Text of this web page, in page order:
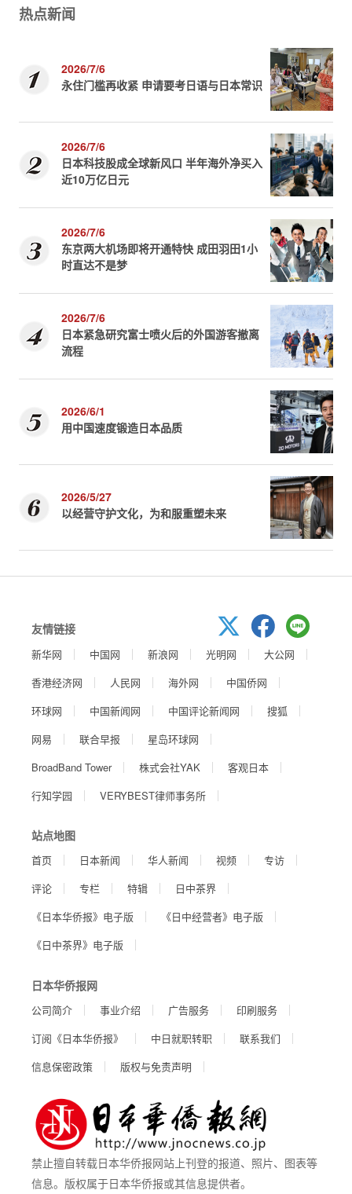
热点新闻
2026/7/6
永住门槛再收紧 申请要考日语与日本常识
2026/7/6
日本科技股成全球新风口 半年海外净买入
近10万亿日元
2026/7/6
东京两大机场即将开通特快 成田羽田1小
时直达不是梦
2026/7/6
日本紧急研究富士喷火后的外国游客撤离
流程
2026/6/1
用中国速度锻造日本品质
2026/5/27
以经营守护文化，为和服重塑未来
友情链接
新华网 中国网 新浪网 光明网
大公网
香港经济网
人民网 海外网
中国侨网
环球网
中国新闻网 中国评论新闻网
搜狐
网易
联合早报
星岛环球网
BroadBand Tower
株式会社YAK
客观日本
行知学园
VERYBEST律师事务所
站点地图
首页 日本新闻 华人新闻 视频
专访
评论
专栏 特辑
日中茶界
《日本华侨报》电子版
《日中经营者》电子版
《日中茶界》电子版
日本华侨报网
公司简介 事业介绍 广告服务
印刷服务
订阅《日本华侨报》
中日就职转职
联系我们
信息保密政策
版权与免责声明
禁止擅自转载日本华侨报网站上刊登的报道、照片、图表等
信息。版权属于日本华侨报或其信息提供者。